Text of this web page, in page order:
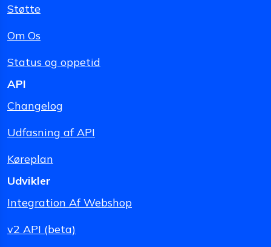
Støtte
Om Os
Status og oppetid
API
Changelog
Udfasning af API
Køreplan
Udvikler
Integration Af Webshop
v2 API (beta)